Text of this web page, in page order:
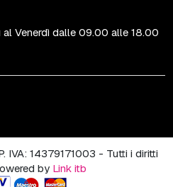
Venerdì dalle 09.00 alle 18.00
IVA: 14379171003 - Tutti i diritti
by Link itb